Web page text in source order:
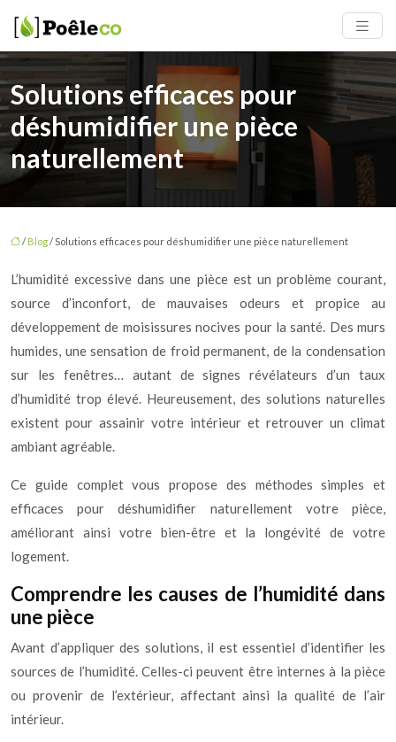
Solutions efficaces pour
déshumidifier une pièce
naturellement
/ Blog/ Solutions efficaces pour déshumidifier une pièce naturellement
L’humidité excessive dans une pièce est un problème courant,
source d’inconfort, de mauvaises odeurs et propice au
développement de moisissures nocives pour la santé. Des murs
humides, une sensation de froid permanent, de la condensation
sur les fenêtres… autant de signes révélateurs d’un taux
d’humidité trop élevé. Heureusement, des solutions naturelles
existent pour assainir votre intérieur et retrouver un climat
ambiant agréable.
Ce guide complet vous propose des méthodes simples et
efficaces pour déshumidifier naturellement votre pièce,
améliorant ainsi votre bien-être et la longévité de votre
logement.
Comprendre les causes de l’humidité dans
une pièce
Avant d’appliquer des solutions, il est essentiel d’identifier les
sources de l’humidité. Celles-ci peuvent être internes à la pièce
ou provenir de l’extérieur, affectant ainsi la qualité de l’air
intérieur.